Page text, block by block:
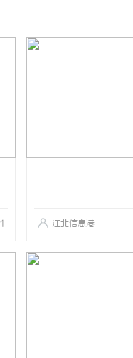
江北信息港